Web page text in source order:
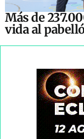
Más de
vida al